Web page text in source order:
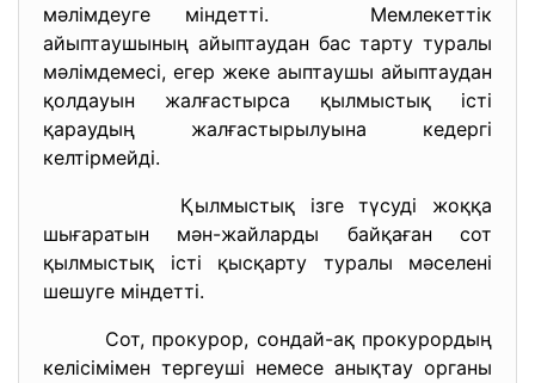
мәлімдеуге міндетті. Мемлекеттік
айыптаушының айыптаудан бас тарту туралы
мәлімдемесі, егер жеке аыптаушы айыптаудан
қолдауын жалғастырса қылмыстық істі
қараудың жалғастырылуына кедергі
келтірмейді.
Қылмыстық ізге түсуді жоққа
шығаратын мән-жайларды байқаған сот
қылмыстық істі қысқарту туралы мәселені
шешуге міндетті.
Сот, прокурор, сондай-ақ прокурордың
келісімімен тергеуші немесе анықтау органы